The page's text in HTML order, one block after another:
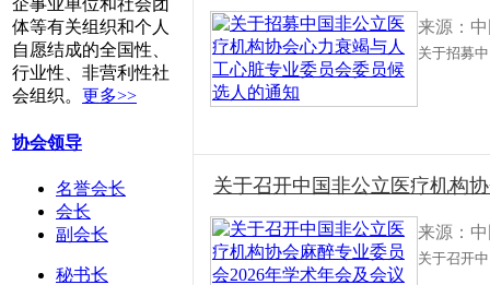
企事业单位和社会团
体等有关组织和个人
自愿结成的全国性、
行业性、非营利性社
会组织。 更多>>
协会领导
名誉会长
会长
副会长
秘书长
来源：
关于招募
关于召开中国非公立医疗机构
来源：
关于召开